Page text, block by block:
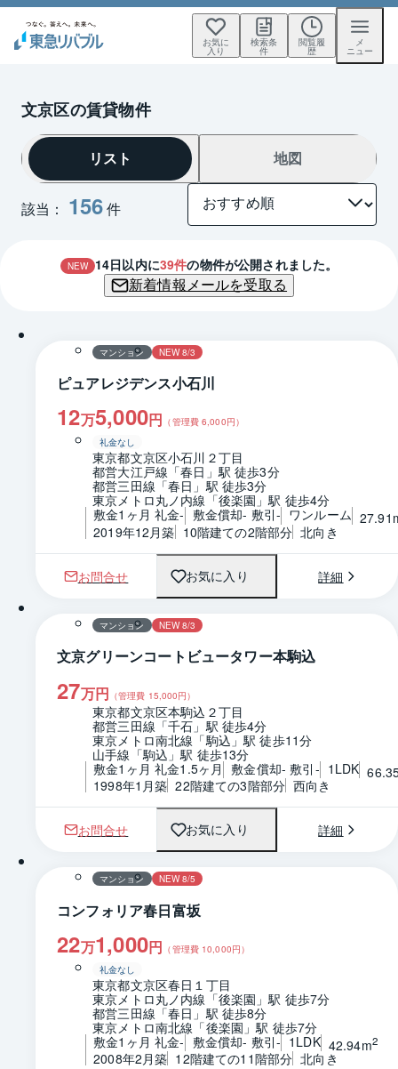
お気に
入り
検索条
件
閲覧履
歴
メ
ニュー
文京区の賃貸物件
該当： 156件
リスト 地図
NEW 14日以内に39件の物件が公開されました。
新着情報メールを受取る
マンション NEW 8/3
ピュアレジデンス小石川
12万5,000円 （管理費6,000円）
礼金なし
東京都文京区小石川２丁目
都営大江戸線「春日」駅 徒歩3分
都営三田線「春日」駅 徒歩3分
東京メトロ丸ノ内線「後楽園」駅 徒歩4分
敷金1ヶ月 礼金- 敷金償却- 敷引- ワンルーム
2019年12月築 10階建ての2階部分 北向き
お問合せ お気に入り 詳細
1 / 0 間取り
マンション NEW 8/3
文京グリーンコートビュータワー本駒込
27万円 （管理費 15,000円）
東京都文京区本駒込２丁目
都営三田線「千石」駅 徒歩4分
東京メトロ南北線「駒込」駅 徒歩11分
山手線「駒込」駅 徒歩13分
敷金1ヶ月 礼金1.5ヶ月
敷金償却- 敷引- 1LDK
1998年1月築 22階建ての3階部分 西向き
お問合せ お気に入り 詳細
1 / 0 間取り
マンション NEW 8/5
コンフォリア春日富坂
22万1,000円 （管理費 10,000円）
礼金なし
東京都文京区春日１丁目
東京メトロ丸ノ内線「後楽園」駅 徒歩7分
都営三田線「春日」駅 徒歩8分
東京メトロ南北線「後楽園」駅 徒歩7分
敷金1ヶ月 礼金- 敷金償却- 敷引- 1LDK 42.94m2
2008年2月築 12階建ての11階部分 北向き